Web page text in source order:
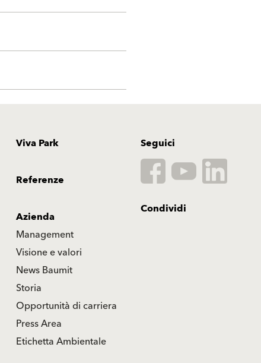
Viva Park
Referenze
Azienda
Management
Visione e valori
News Baumit
Storia
Opportunità di carriera
Press Area
Etichetta Ambientale
Seguici
Condividi